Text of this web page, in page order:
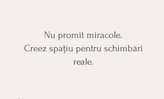
Nu promit miracole.
Creez spațiu pentru schimbări
reale.